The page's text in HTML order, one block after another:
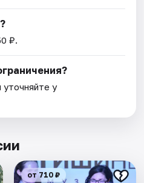
₽.
уточняйте у
от 710 ₽